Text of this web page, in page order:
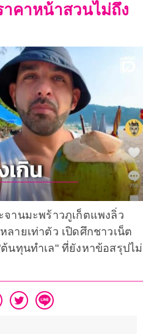
คาหน้าสวนไม่ถึง
านมะพร้าวภูเก็ตแพงลิ่ว
ลายเท่าตัว เปิดศึกชาวเน็ต
นทุนทำเล" ที่ยังหาข้อสรุปไม่